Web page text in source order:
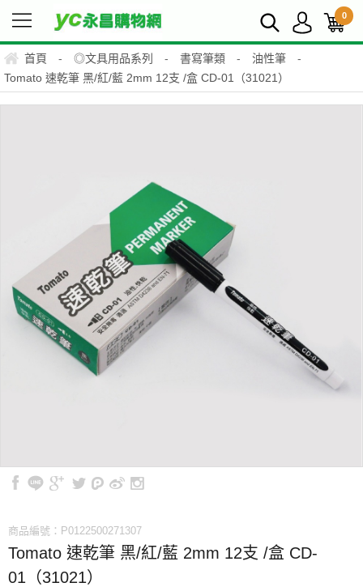
0
首頁 - ◎文具用品系列 - 書寫筆類 - 油性筆
-
Tomato 速乾筆 黑/紅/藍 2mm 12支 /盒 CD-01（31021）
商品編號：P0122500271307
Tomato 速乾筆 黑/紅/藍 2mm 12支 /盒 CD-
01（31021）